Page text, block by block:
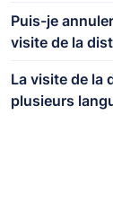
Puis-je
visite de la
La visite de la
plusieurs